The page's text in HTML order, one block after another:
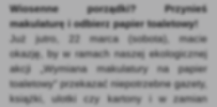
Wiosenne porządki? Przynieś
makulaturę i odbierz papier toaletowy!
Już jutro, 22 marca (sobota), macie
okazję, by w ramach naszej ekologicznej
akcji „Wymiana makulatury na papier
toaletowy” przekazać niepotrzebne gazety,
książki, ulotki czy kartony i w zamian